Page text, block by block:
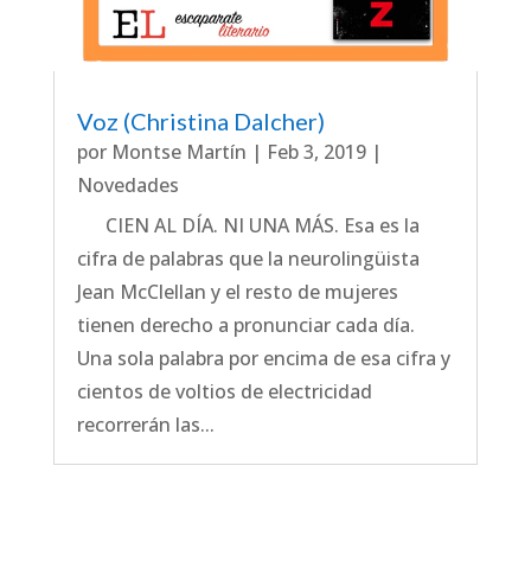
Voz (Christina Dalcher)
por Montse Martín | Feb 3, 2019|
Novedades
CIEN AL DÍA. NI UNA MÁS. Esa es la
cifra de palabras que la neurolingüista
Jean McClellan y el resto de mujeres
tienen derecho a pronunciar cada día.
Una sola palabra por encima de esa cifra y
cientos de voltios de electricidad
recorrerán las...